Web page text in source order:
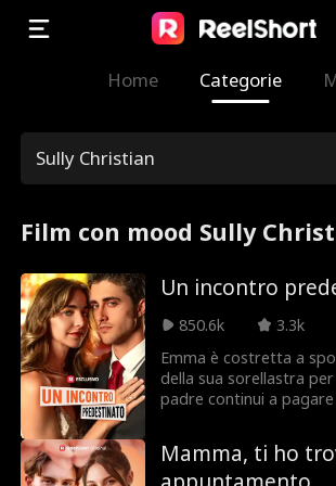
Home Categorie
Sully Christian
Film con mood Sully
Un incontro
850.6k
3.3k
Emma è costretta a
della sua sorellastra
padre continui a pagare
sposato un uomo
ma si scopre che è il
pecora nera della
Mamma, ti ho